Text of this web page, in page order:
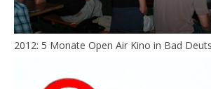
2012: 5 Monate Open Air Kino in Bad